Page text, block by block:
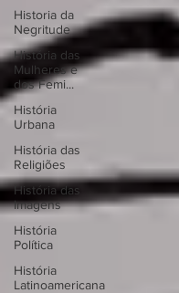
Historia da
Negritude
História das
Mulheres e
dos Femi...
História
Urbana
História das
Religiões
História das
Imagens
História
Política
História
Latinoamericana